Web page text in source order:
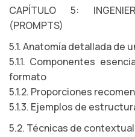
CAPÍTULO 5:
(PROMPTS)
5.1. Anatomía detallada de
5.1.1. Componentes
formato
5.1.2. Proporciones
5.1.3. Ejemplos de
5.2. Técnicas de